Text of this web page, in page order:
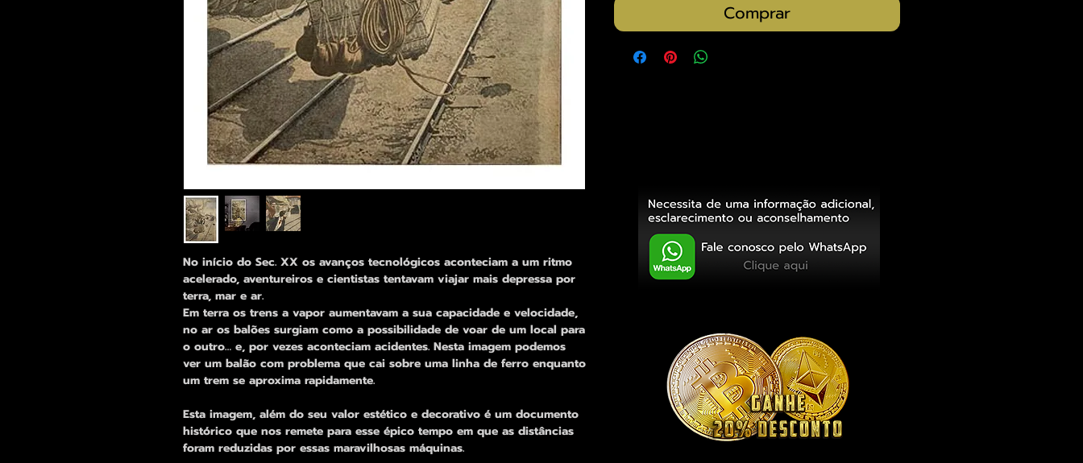
No início do Sec. XX os avanços tecnológicos aconteciam a um ritmo
acelerado, aventureiros e cientistas tentavam viajar mais depressa por
terra, mar e ar.
Em terra os trens a vapor aumentavam a sua capacidade e velocidade,
no ar os balões surgiam como a possibilidade de voar de um local para
o outro… e, por vezes aconteciam acidentes. Nesta imagem podemos
ver um balão com problema que cai sobre uma linha de ferro enquanto
um trem se aproxima rapidamente.
Esta imagem, além do seu valor estético e decorativo é um documento
histórico que nos remete para esse épico tempo em que as distâncias
foram reduzidas por essas maravilhosas máquinas.
Comprar